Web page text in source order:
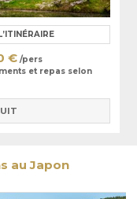
€ /pers
et repas selon
au Japon